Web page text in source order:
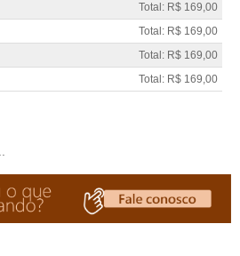
Total: R$ 169,00
Total: R$ 169,00
Total: R$ 169,00
Total: R$ 169,00